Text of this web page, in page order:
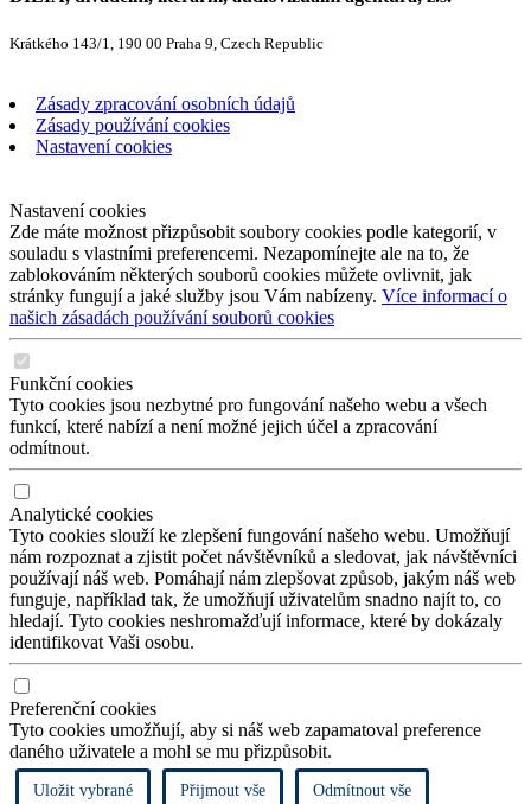
Krátkého 143/1, 190 00 Praha 9, Czech Republic
Zásady zpracování osobních údajů
Zásady používání cookies
Nastavení cookies
Nastavení cookies
Zde máte možnost přizpůsobit soubory cookies podle kategorií, v
souladu s vlastními preferencemi. Nezapomínejte ale na to, že
zablokováním některých souborů cookies můžete ovlivnit, jak
stránky fungují a jaké služby jsou Vám nabízeny. Více informací o
našich zásadách používání souborů cookies
Funkční cookies
Tyto cookies jsou nezbytné pro fungování našeho webu a všech
funkcí, které nabízí a není možné jejich účel a zpracování
odmítnout.
Analytické cookies
Tyto cookies slouží ke zlepšení fungování našeho webu. Umožňují
nám rozpoznat a zjistit počet návštěvníků a sledovat, jak návštěvníci
používají náš web. Pomáhají nám zlepšovat způsob, jakým náš web
funguje, například tak, že umožňují uživatelům snadno najít to, co
hledají. Tyto cookies neshromažďují informace, které by dokázaly
identifikovat Vaši osobu.
Preferenční cookies
Tyto cookies umožňují, aby si náš web zapamatoval preference
daného uživatele a mohl se mu přizpůsobit.
Uložit vybrané Přijmout vše Odmítnout vše